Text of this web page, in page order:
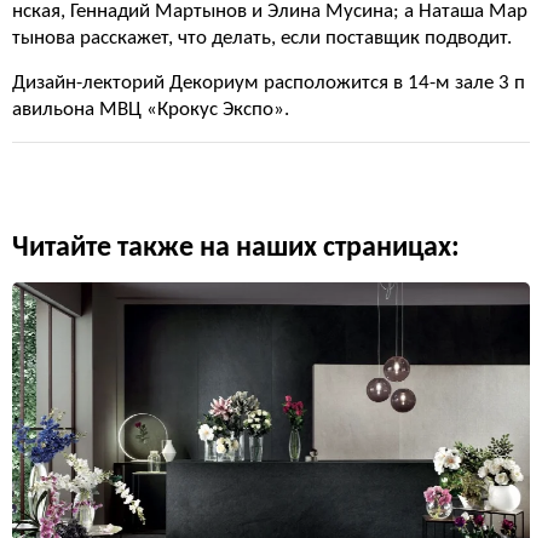
нская, Геннадий Мартынов и Элина Мусина; а Наташа Мар
тынова расскажет, что делать, если поставщик подводит.
Дизайн-лекторий Декориум расположится в 14-м зале 3 п
авильона МВЦ «Крокус Экспо».
Читайте также на наших страницах: